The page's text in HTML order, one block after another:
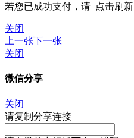
若您已成功支付，请 点击刷新
关闭
上一张下一张
关闭
微信分享
关闭
请复制分享连接